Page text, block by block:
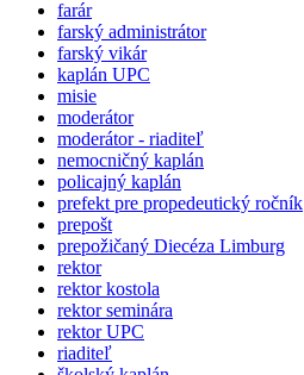
farár
farský administrátor
farský vikár
kaplán UPC
misie
moderátor
moderátor - riaditeľ
nemocničný kaplán
policajný kaplán
prefekt pre propedeutický ročník
prepošt
prepožičaný Diecéza Limburg
rektor
rektor kostola
rektor seminára
rektor UPC
riaditeľ